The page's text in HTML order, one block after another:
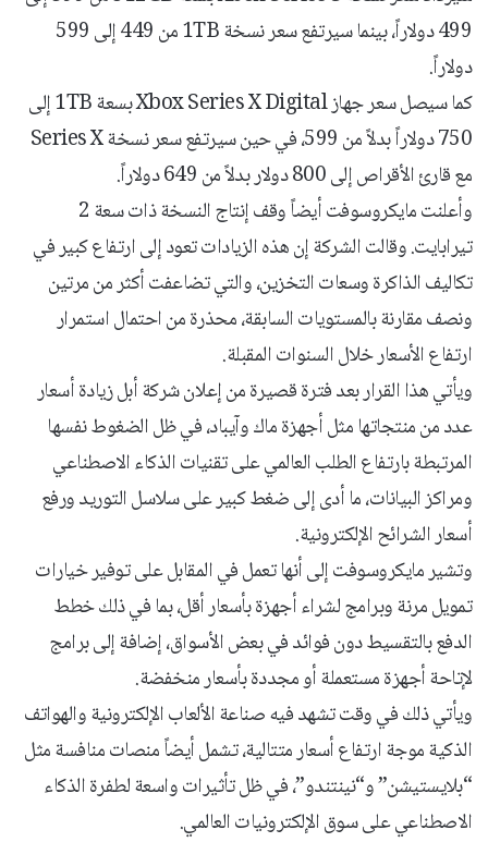
499 دولاراً، بينما سيرتفع سعر نسخة 1TB من 449 إلى 599
دولاراً.
كما سيصل سعر جهاز Xbox Series X Digital بسعة 1TB إلى
750 دولاراً بدلاً من 599، في حين سيرتفع سعر نسخة Series X
مع قارئ الأقراص إلى 800 دولار بدلاً من 649 دولاراً.
وأعلنت مايكروسوفت أيضاً وقف إنتاج النسخة ذات سعة 2
تيرابايت. وقالت الشركة إن هذه الزيادات تعود إلى ارتفاع كبير في
تكاليف الذاكرة وسعات التخزين، والتي تضاعفت أكثر من مرتين
ونصف مقارنة بالمستويات السابقة، محذرة من احتمال استمرار
ارتفاع الأسعار خلال السنوات المقبلة.
ويأتي هذا القرار بعد فترة قصيرة من إعلان شركة أبل زيادة أسعار
عدد من منتجاتها مثل أجهزة ماك وآيباد، في ظل الضغوط نفسها
المرتبطة بارتفاع الطلب العالمي على تقنيات الذكاء الاصطناعي
ومراكز البيانات، ما أدى إلى ضغط كبير على سلاسل التوريد ورفع
أسعار الشرائح الإلكترونية.
وتشير مايكروسوفت إلى أنها تعمل في المقابل على توفير خيارات
تمويل مرنة وبرامج لشراء أجهزة بأسعار أقل، بما في ذلك خطط
الدفع بالتقسيط دون فوائد في بعض الأسواق، إضافة إلى برامج
لإتاحة أجهزة مستعملة أو مجددة بأسعار منخفضة.
ويأتي ذلك في وقت تشهد فيه صناعة الألعاب الإلكترونية والهواتف
الذكية موجة ارتفاع أسعار متتالية، تشمل أيضاً منصات منافسة مثل
“بلايستيشن” و“نينتندو”، في ظل تأثيرات واسعة لطفرة الذكاء
الاصطناعي على سوق الإلكترونيات العالمي.